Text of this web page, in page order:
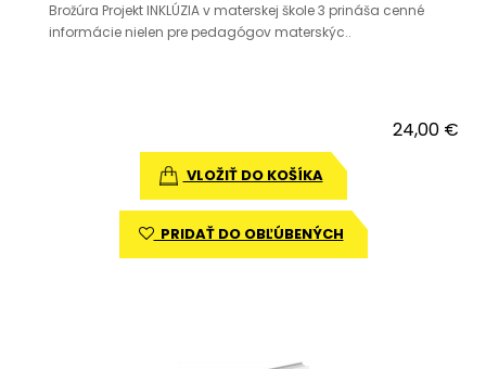
Brožúra Projekt INKLÚZIA v materskej škole 3 prináša cenné
informácie nielen pre pedagógov materskýc..
24,00 €
VLOŽIŤ DO KOŠÍKA
PRIDAŤ DO OBĽÚBENÝCH